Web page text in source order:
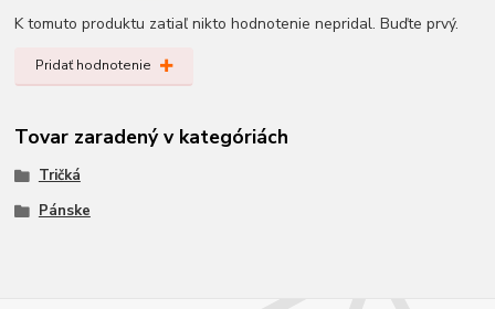
K tomuto produktu zatiaľ nikto hodnotenie nepridal. Buďte prvý.
Pridať hodnotenie
Tovar zaradený v kategóriách
Tričká
Pánske